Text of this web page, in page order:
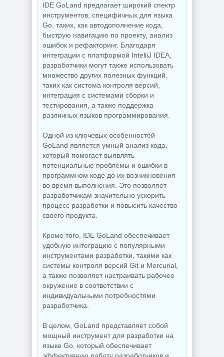
Редактор фото
ON1 Photo RAW
MAX 2026.5
20.5.0.19010 +
Creative Pack
NEW
Бесплатный
антивирус
Comodo Internet
Security Premium
12.4.0.8170 Final
NEW
Резервное
копирование
Hasleo Backup
Suite 5.9.2.1 by
Dodakaedr
NEW
изображений Krita
5.3.3 by 7997
Управление
процессами
Windows Process
Lasso Pro
18.2.3.42
NEW
монитора
NEW
NEW
IDE GoLand предлагает широкий спектр
инструментов, специфичных для языка
Go, таких, как автодополнение кода,
быструю навигацию по проекту, анализ
ошибок и рефакторинг. Благодаря
интеграции с платформой IntelliJ IDEA,
разработчики могут также использовать
множество других полезных функций,
таких как система контроля версий,
интеграция с системами сборки и
тестирования, а также поддержка
различных языков программирования.
Одной из ключевых особенностей
GoLand является умный анализ кода,
который помогает выявлять
потенциальные проблемы и ошибки в
программном коде до их возникновения
во время выполнения. Это позволяет
разработчикам значительно ускорить
процесс разработки и повысить качество
своего продукта.
Кроме того, IDE GoLand обеспечивает
удобную интеграцию с популярными
инструментами разработки, такими как
системы контроля версий Git и Mercurial,
а также позволяет настраивать рабочее
окружение в соответствии с
индивидуальными потребностями
разработчика.
В целом, GoLand представляет собой
мощный инструмент для разработки на
языке Go, который обеспечивает